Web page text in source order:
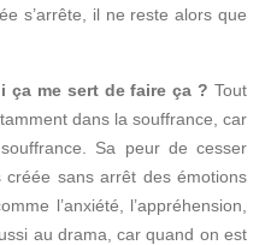
s’arrête, il ne reste alors que
ça me sert de faire ça ? Tout
dans la souffrance, car
Sa peur de cesser
créée sans arrêt des émotions
l’anxiété, l’appréhension,
au drama, car quand on est